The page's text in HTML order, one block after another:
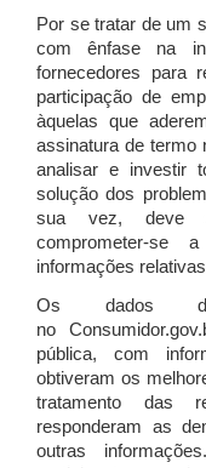
Por se tratar de um
com ênfase na
fornecedores para
participação de
àquelas que
assinatura de termo
analisar e investir
solução dos
sua vez, deve
comprometer-se
informações
Os dados
no
pública, com
obtiveram os
tratamento das
responderam as
outras